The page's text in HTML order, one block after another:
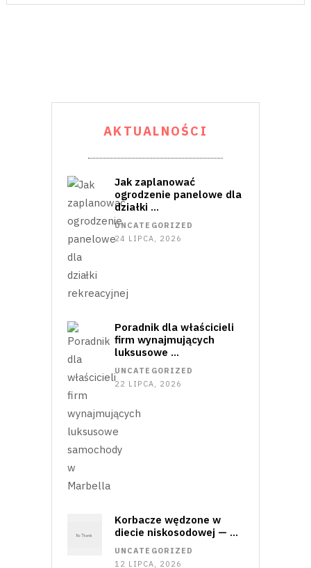
AKTUALNOŚCI
Jak zaplanować
ogrodzenie panelowe dla
działki …
UNCATEGORIZED
24 LIPCA, 2026
Poradnik dla właścicieli
firm wynajmujących
luksusowe …
UNCATEGORIZED
22 LIPCA, 2026
Korbacze wędzone w
diecie niskosodowej — …
UNCATEGORIZED
12 LIPCA, 2026